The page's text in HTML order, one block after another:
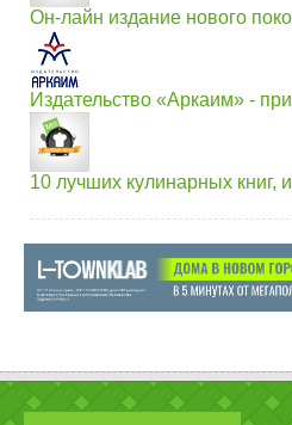
Он-лайн издание нового
Издательство «Аркаим» -
10 лучших кулинарных книг,